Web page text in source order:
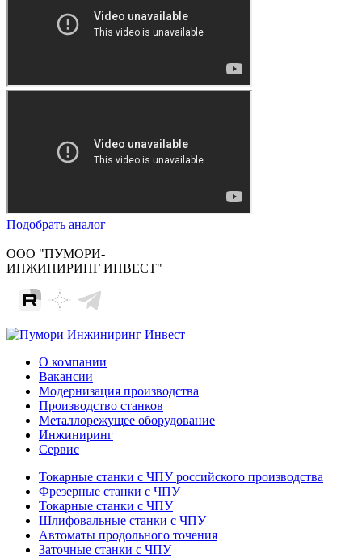
Подобрать аналог
ООО "ПУМОРИ-
ИНЖИНИРИНГ ИНВЕСТ"
О компании
Вакансии
Модернизация производства
Производство станков
Металлорежущее оборудование
Инжиниринг
Сервис
Токарные станки с ЧПУ российского производства
Фрезерные станки с ЧПУ
Токарные станки с ЧПУ
Шлифовальные станки с ЧПУ
Автоматы продольного точения
Заточные станки с ЧПУ